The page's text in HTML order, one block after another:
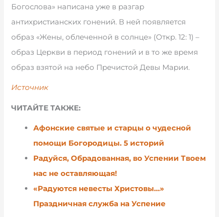
Богослова» написана уже в разгар
антихристианских гонений. В ней появляется
образ «Жены, облеченной в солнце» (Откр. 12: 1) –
образ Церкви в период гонений и в то же время
образ взятой на небо Пречистой Девы Марии.
Источник
ЧИТАЙТЕ ТАКЖЕ:
Афонские святые и старцы о чудесной
помощи Богородицы. 5 историй
Радуйся, Обрадованная, во Успении Твоем
нас не оставляющая!
«Радуются невесты Христовы…»
Праздничная служба на Успение